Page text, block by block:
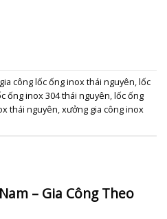
gia công lốc ống inox thái nguyên,lốc
ống inox 304 thái nguyên,lốc ống
thái nguyên,xưởng gia công inox
– Gia Công Theo